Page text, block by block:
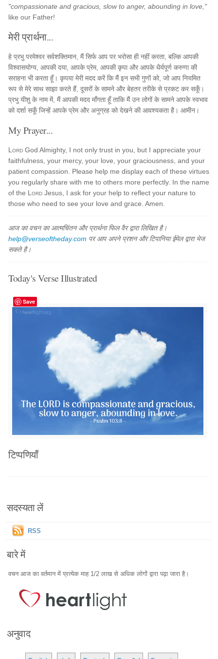
"compassionate and gracious, slow to anger, abounding in love,"
like our Father!
मेरी प्रार्थना...
हे प्रभु परमेश्वर सर्वशक्तिमान, मैं सिर्फ आप पर भरोसा ही नहीं करता, बल्कि आपकी
विश्वासयोग्य, आपकी दया, आपके प्रेम, आपकी कृपा और आपके धैर्यपूर्ण करुणा की
सराहना भी करता हूँ। कृपया मेरी मदद करें कि मैं इन सभी गुणों को, जो आप नियमित
रूप से मेरे साथ साझा करते हैं, दूसरों के सामने और बेहतर तरीके से प्रकट कर सकूँ।
प्रभु यीशु के नाम में, मैं आपकी मदद माँगता हूँ ताकि मैं उन लोगों के सामने आपके स्वभाव
को दर्शा सकूँ जिन्हें आपके प्रेम और अनुग्रह को देखने की आवश्यकता है। आमीन।
My Prayer...
Lord God Almighty, I not only trust in you, but I appreciate your
faithfulness, your mercy, your love, your graciousness, and your
patient compassion. Please help me display each of these virtues
you regularly share with me to others more perfectly. In the name
of the Lord Jesus, I ask for your help to reflect your nature to
those who need to see your love and grace. Amen.
आज का वचन का आत्मचिंतन और प्रार्थना फिल वैर द्वारा लिखित है।
help@verseoftheday.com पर आप अपने प्रशन और टिपानिया ईमेल द्वारा भेज
सकते है।
Today's Verse Illustrated
Save
टिप्पणियाँ
सदस्यता लें
RSS
बारे में
वचन आज का वर्तमान में प्रत्येक माह 1/2 लाख से अधिक लोगों द्वारा पढ़ा जारा है।
अनुवाद